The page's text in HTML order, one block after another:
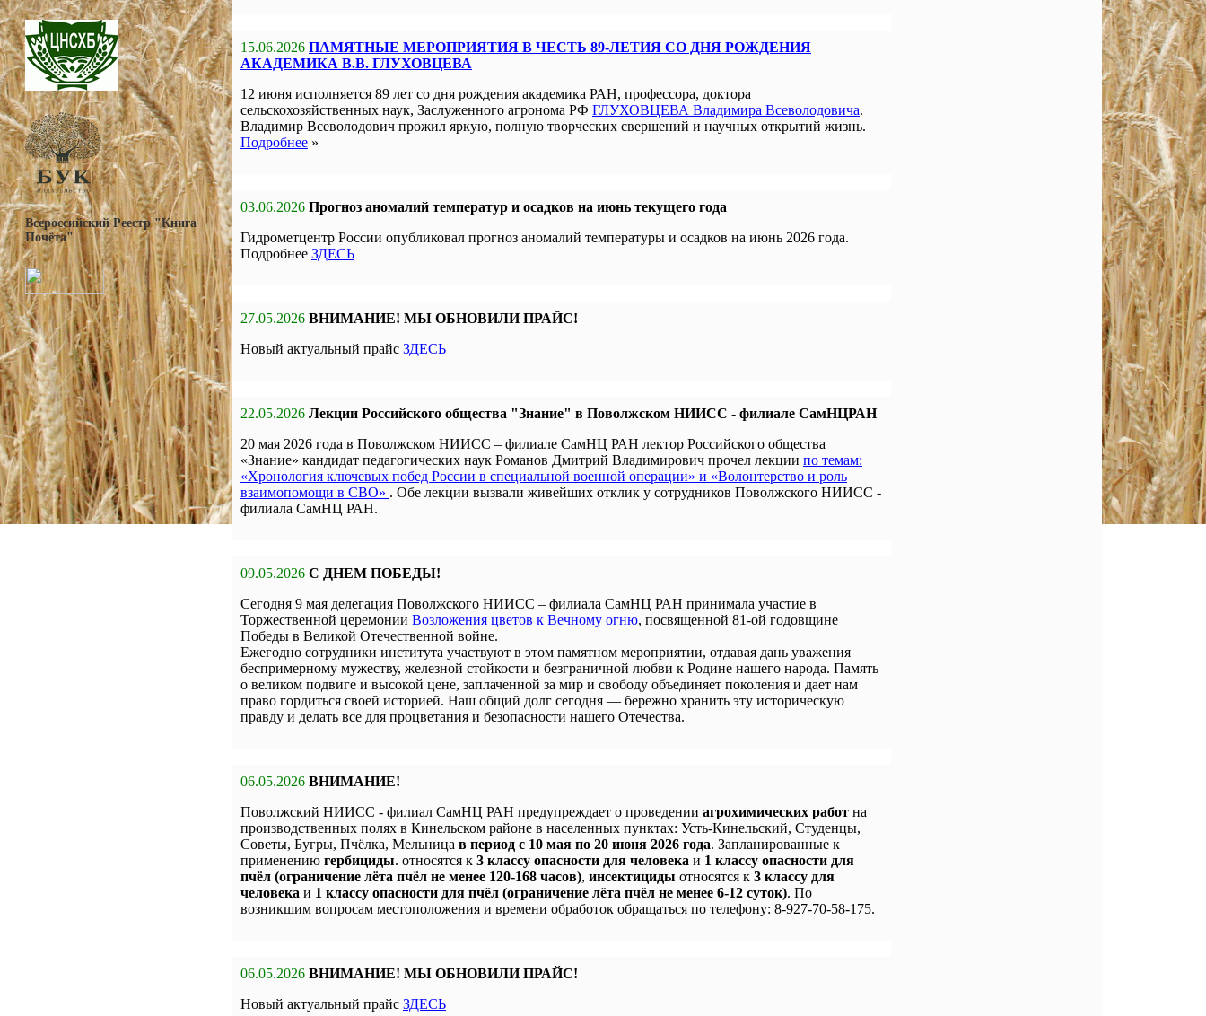
Всероссийский Реестр "Книга
Почёта"
15.06.2026 ПАМЯТНЫЕ МЕРОПРИЯТИЯ В ЧЕСТЬ 89-ЛЕТИЯ СО ДНЯ РОЖДЕНИЯ
АКАДЕМИКА В.В. ГЛУХОВЦЕВА
12 июня исполняется 89 лет со дня рождения академика РАН, профессора, доктора
сельскохозяйственных наук, Заслуженного агронома РФ ГЛУХОВЦЕВА Владимира Всеволодовича.
Владимир Всеволодович прожил яркую, полную творческих свершений и научных открытий жизнь.
Подробнее »
03.06.2026 Прогноз аномалий температур и осадков на июнь текущего года
Гидрометцентр России опубликовал прогноз аномалий температуры и осадков на июнь 2026 года.
Подробнее ЗДЕСЬ
27.05.2026 ВНИМАНИЕ! МЫ ОБНОВИЛИ ПРАЙС!
Новый актуальный прайс ЗДЕСЬ
22.05.2026 Лекции Российского общества "Знание" в Поволжском НИИСС - филиале СамНЦРАН
20 мая 2026 года в Поволжском НИИСС – филиале СамНЦ РАН лектор Российского общества
«Знание» кандидат педагогических наук Романов Дмитрий Владимирович прочел лекции по темам:
«Хронология ключевых побед России в специальной военной операции» и «Волонтерство и роль
взаимопомощи в СВО» . Обе лекции вызвали живейших отклик у сотрудников Поволжского НИИСС -
филиала СамНЦ РАН.
09.05.2026 С ДНЕМ ПОБЕДЫ!
Сегодня 9 мая делегация Поволжского НИИСС – филиала СамНЦ РАН принимала участие в
Торжественной церемонии Возложения цветов к Вечному огню, посвященной 81-ой годовщине
Победы в Великой Отечественной войне.
Ежегодно сотрудники института участвуют в этом памятном мероприятии, отдавая дань уважения
беспримерному мужеству, железной стойкости и безграничной любви к Родине нашего народа. Память
о великом подвиге и высокой цене, заплаченной за мир и свободу объединяет поколения и дает нам
право гордиться своей историей. Наш общий долг сегодня — бережно хранить эту историческую
правду и делать все для процветания и безопасности нашего Отечества.
06.05.2026 ВНИМАНИЕ!
Поволжский НИИСС - филиал СамНЦ РАН предупреждает о проведении агрохимических работ на
производственных полях в Кинельском районе в населенных пунктах: Усть-Кинельский, Студенцы,
Советы, Бугры, Пчёлка, Мельница в период с 10 мая по 20 июня 2026 года. Запланированные к
применению гербициды. относятся к 3 классу опасности для человека и 1 классу опасности для
пчёл (ограничение лёта пчёл не менее 120-168 часов), инсектициды относятся к 3 классу для
человека и 1 классу опасности для пчёл (ограничение лёта пчёл не менее 6-12 суток). По
возникшим вопросам местоположения и времени обработок обращаться по телефону: 8-927-70-58-175.
06.05.2026 ВНИМАНИЕ! МЫ ОБНОВИЛИ ПРАЙС!
Новый актуальный прайс ЗДЕСЬ